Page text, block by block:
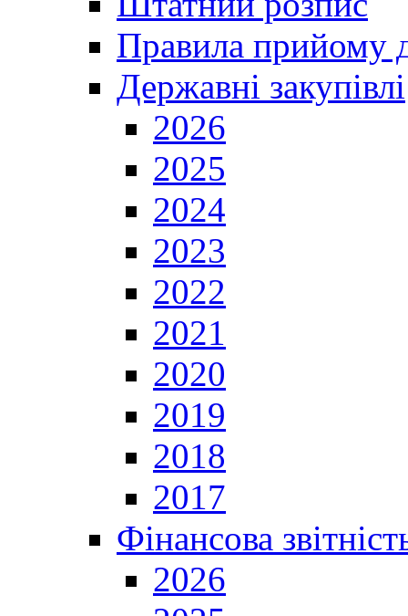
Правила прийому
Державні закупівлі
2026
2025
2024
2023
2022
2021
2020
2019
2018
2017
Фінансова
2026